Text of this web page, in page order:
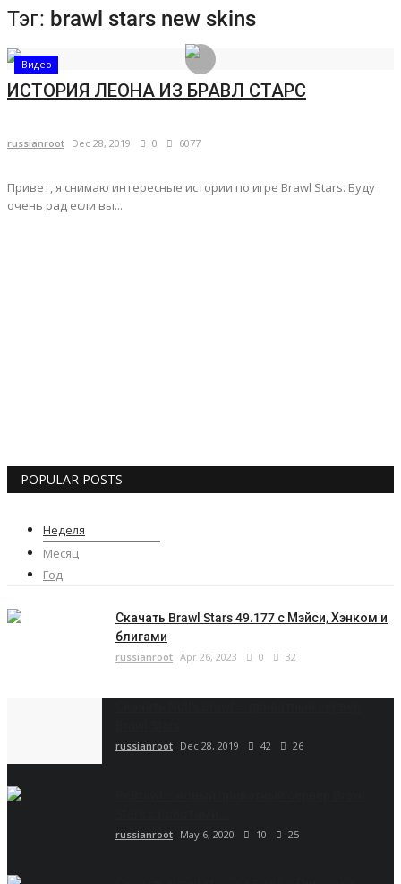
Тэг: brawl stars new skins
Видео
ИСТОРИЯ ЛЕОНА ИЗ БРАВЛ СТАРС
russianroot Dec 28, 2019 0 6077
Привет, я снимаю интересные истории по игре Brawl Stars. Буду
очень рад если вы...
POPULAR POSTS
Неделя
Месяц
Год
Скачать Brawl Stars 49.177 с Мэйси, Хэнком и
блигами
russianroot Apr 26, 2023 0 32
russianroot Dec 28, 2019 42 26
russianroot May 6, 2020 10 25